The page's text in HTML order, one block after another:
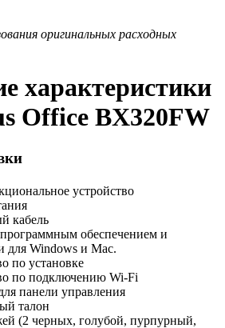
оригинальных расходных
характеристики
Office BX320FW
устройство
кабель
обеспечением и
для Windows и Mac.
по установке
по подключению Wi-Fi
панели управления
талон
(2 черных, голубой, пурпурный,